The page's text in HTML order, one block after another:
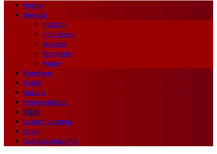
Home
Daerah
Pacitan
Ponorogo
Madiun
Magetan
Ngawi
Peristiwa
Politik
Hukum
Pemerintahan
Tajuk
Sudut Pandang
Opini
Catatan Mas KPU